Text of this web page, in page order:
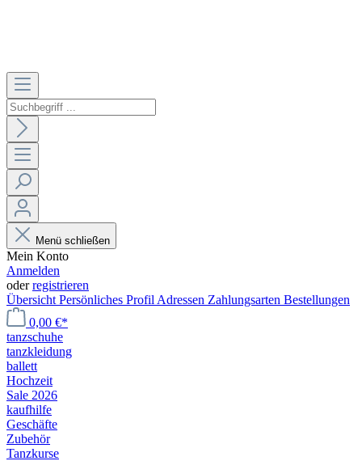
Menü schließen
Mein Konto
Anmelden
oderregistrieren
Übersicht Persönliches Profil Adressen Zahlungsarten Bestellungen
0,00 €*
tanzschuhe
tanzkleidung
ballett
Hochzeit
Sale 2026
kaufhilfe
Geschäfte
Zubehör
Tanzkurse